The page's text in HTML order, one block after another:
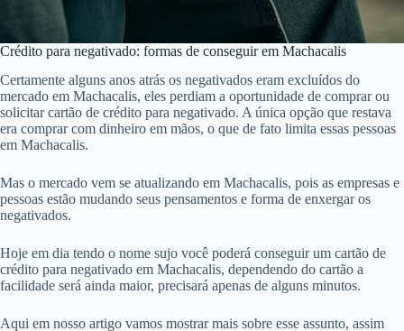
Crédito para negativado: formas de conseguir em Machacalis
Certamente alguns anos atrás os negativados eram excluídos do
mercado em Machacalis, eles perdiam a oportunidade de comprar ou
solicitar cartão de crédito para negativado. A única opção que restava
era comprar com dinheiro em mãos, o que de fato limita essas pessoas
em Machacalis.
Mas o mercado vem se atualizando em Machacalis, pois as empresas e
pessoas estão mudando seus pensamentos e forma de enxergar os
negativados.
Hoje em dia tendo o nome sujo você poderá conseguir um cartão de
crédito para negativado em Machacalis, dependendo do cartão a
facilidade será ainda maior, precisará apenas de alguns minutos.
Aqui em nosso artigo vamos mostrar mais sobre esse assunto, assim